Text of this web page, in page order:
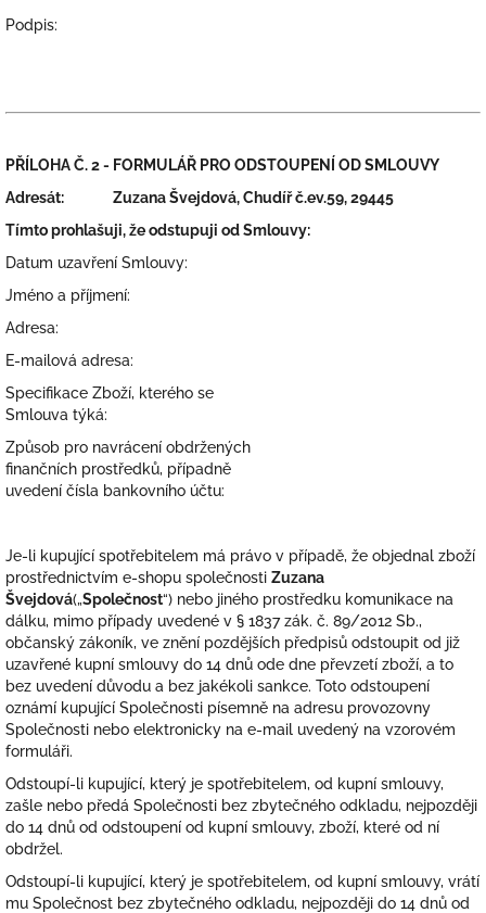
Podpis:
PŘÍLOHA Č. 2 - FORMULÁŘ PRO ODSTOUPENÍ OD SMLOUVY
Adresát:
Zuzana Švejdová, Chudíř č.ev.59, 29445
Tímto prohlašuji, že odstupuji od Smlouvy:
Datum uzavření Smlouvy:
Jméno a příjmení:
Adresa:
E-mailová adresa:
Specifikace Zboží, kterého se
Smlouva týká:
Způsob pro navrácení obdržených
finančních prostředků, případně
uvedení čísla bankovního účtu:
Je-li kupující spotřebitelem má právo v případě, že objednal zboží
prostřednictvím e-shopu společnosti Zuzana
Švejdová(„Společnost“) nebo jiného prostředku komunikace na
dálku, mimo případy uvedené v § 1837 zák. č. 89/2012 Sb.,
občanský zákoník, ve znění pozdějších předpisů odstoupit od již
uzavřené kupní smlouvy do 14 dnů ode dne převzetí zboží, a to
bez uvedení důvodu a bez jakékoli sankce. Toto odstoupení
oznámí kupující Společnosti písemně na adresu provozovny
Společnosti nebo elektronicky na e-mail uvedený na vzorovém
formuláři.
Odstoupí-li kupující, který je spotřebitelem, od kupní smlouvy,
zašle nebo předá Společnosti bez zbytečného odkladu, nejpozději
do 14 dnů od odstoupení od kupní smlouvy, zboží, které od ní
obdržel.
Odstoupí-li kupující, který je spotřebitelem, od kupní smlouvy, vrátí
mu Společnost bez zbytečného odkladu, nejpozději do 14 dnů od